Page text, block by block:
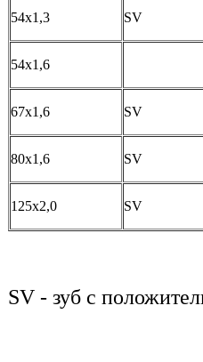
54х1,3 SV
54х1,6
67х1,6 SV
80х1,6 SV
125х2,0 SV
SV - зуб с